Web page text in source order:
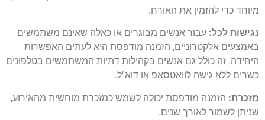
מיוחד כדי להזמין את האורח.
נגישות לכל: עבור אנשים מבוגרים או כאלה שאינם משתמשים
באמצעים אלקטרוניים, הזמנה מודפסת היא לעתים האפשרות
היחידה. זה כולל גם אנשים בקהילות דתיות המשתמשים בטלפונים
כשרים ללא גישה לוואטסאפ או דוא"ל.
מזכרת: הזמנה מודפסת יכולה לשמש כמזכרת מוחשית מהאירוע,
שניתן לשמור לאורך שנים.